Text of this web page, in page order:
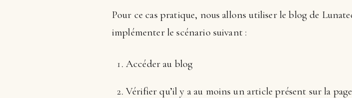
Pour ce cas pratique, nous allons utiliser le blog de
implémenter le scénario suivant :
Accéder au blog
Vérifier qu’il y a au moins un article présent sur la